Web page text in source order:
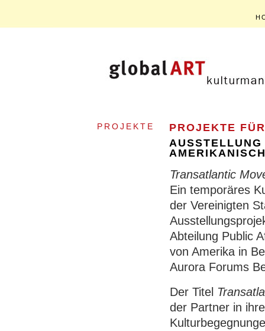
PROJEKTE
PROJEKTE
Transatlantic
Ein temporäres
der Vereinigten
Abteilung Public
von Amerika in
Aurora Forums
Der Titel
der Partner in